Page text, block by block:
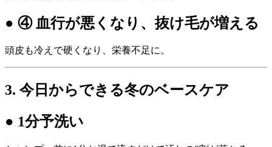
● ④ 血行が悪くなり、抜け毛が増える
頭皮も冷えで硬くなり、栄養不足に。
3. 今日からできる冬のベースケア
● 1分予洗い